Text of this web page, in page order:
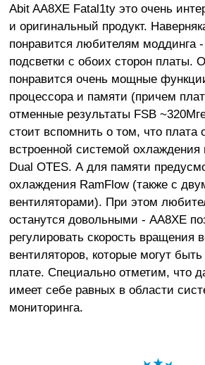
Abit AA8XE Fatal1ty это очень
и оригинальный продукт.
понравится любителям моддинга
подсветки с обоих сторон платы.
понравится очень мощные
процессора и памяти (причем
отменные результаты FSB
стоит вспомнить о том, что плата
встроенной системой
Dual OTES. А для памяти
охлаждения RamFlow (также с
вентиляторами). При этом
останутся довольными - AA8XE
регулировать скорость вращения
вентиляторов, которые могут
плате. Специально отметим, что
имеет себе равных в области
мониторинга.